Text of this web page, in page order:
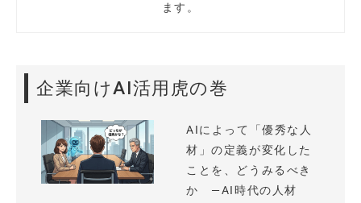
ます。
企業向けAI活用虎の巻
AIによって「優秀な人
材」の定義が変化した
ことを、どうみるべき
か —AI時代の人材